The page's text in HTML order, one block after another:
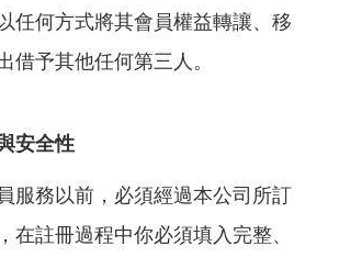
任何方式將其會員權益轉讓、移
借予其他任何第三人。
安全性
服務以前，必須經過本公司所訂
在註冊過程中你必須填入完整、